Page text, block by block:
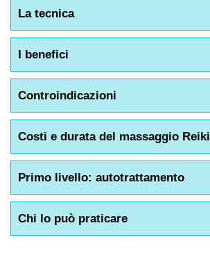
La tecnica
I benefici
Controindicazioni
Costi e durata del massaggio Reiki
Primo livello: autotrattamento
Chi lo può praticare